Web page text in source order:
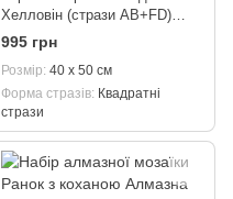
Хелловін (стрази AB+FD)
АлМазка (PАлМ-229) 40 х 50
995 грн
Розмір 40 х 50 см
Форма стразів Квадратні
стрази